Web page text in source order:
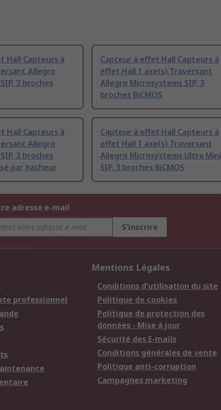
Hall Capteurs à
Allegro
3 broches
Capteur à effet Hall Capteurs à
effet Hall 1 axe(s) Traversant
Allegro Microsystems SIP, 3
broches BiCMOS
Hall Capteurs à
Allegro
3 broches
par hacheur
Capteur à effet Hall Capteurs à
effet Hall 1 axe(s) Traversant
Allegro Microsystems Ultra Mini
SIP, 3 broches BiCMOS
adresse e-mail
S'inscrire
professionnel
Mentions Légales
Conditions d'utilisation du site
Politique de cookies
Politique de protection des
données - Mise à jour
Sécurité des E-mails
Conditions générales de vente
Politique anti-corruption
Campagnes marketing